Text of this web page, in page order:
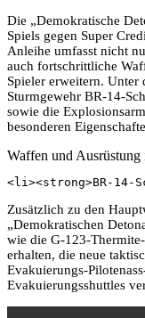
Die „Demokratische
Spiels gegen Super
Anleihe umfasst nicht
auch fortschrittliche
Spieler erweitern. Unter
Sturmgewehr BR-14-
sowie die
besonderen
Waffen und Ausrüstung
<li><strong>BR-
Zusätzlich zu den
„Demokratischen
wie die G-123-
erhalten, die neue
Evakuierungs-
Evakuierungsshuttles